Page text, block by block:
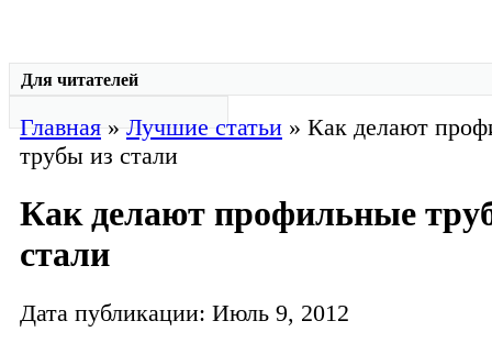
Для читателей
Главная»Лучшие статьи » Как делают
трубы из стали
Как делают профильные
стали
Дата публикации: Июль 9, 2012